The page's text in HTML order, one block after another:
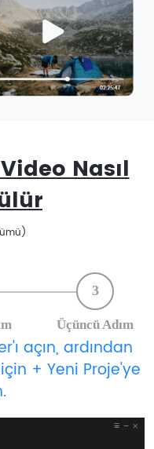
Nasıl
3
Üçüncü Adım
açın, ardından
+ Yeni Proje'ye